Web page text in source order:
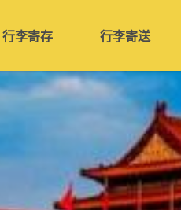
行李寄存 行李寄送